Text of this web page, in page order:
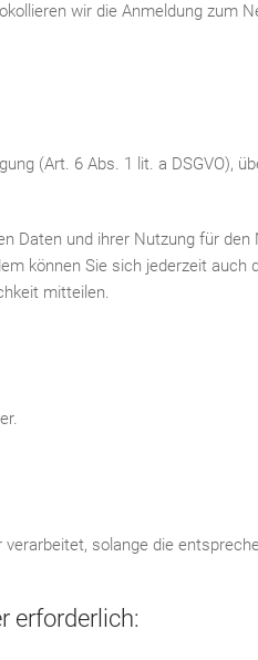
wir die Anmeldung
(Art. 6 Abs. 1 lit. a DSGVO),
Daten und ihrer Nutzung für
können Sie sich jederzeit
mitteilen.
solange die
erforderlich: